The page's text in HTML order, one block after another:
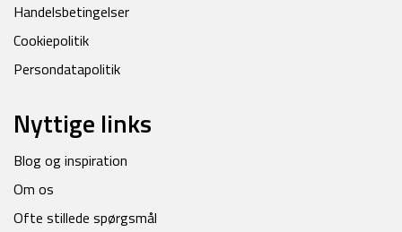
Handelsbetingelser
Cookiepolitik
Persondatapolitik
Nyttige links
Blog og inspiration
Om os
Ofte stillede spørgsmål